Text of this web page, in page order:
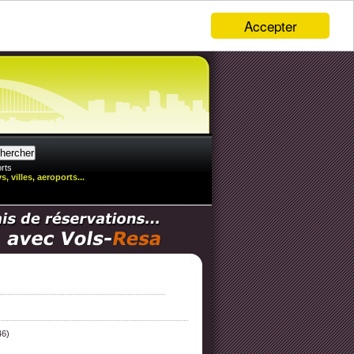
Accepter
villes, aeroports...